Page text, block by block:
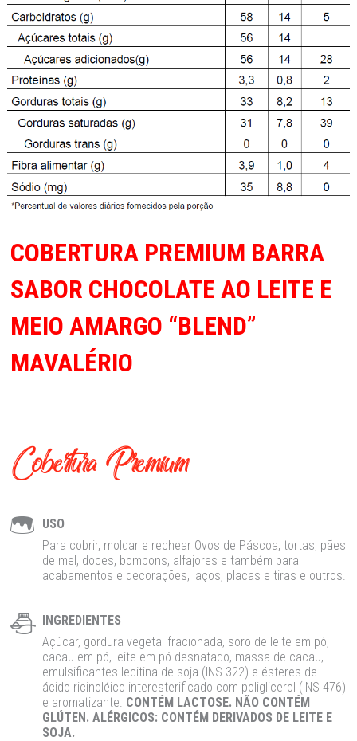
COBERTURA PREMIUM BARRA
SABOR CHOCOLATE AO LEITE E
MEIO AMARGO “BLEND”
MAVALÉRIO
Cobertura Premium
USO
Para cobrir, moldar e rechear Ovos de Páscoa, tortas, pães
de mel, doces, bombons, alfajores e também para
acabamentos e decorações, laços, placas e tiras e outros.
INGREDIENTES
Açúcar, gordura vegetal fracionada, soro de leite em pó,
cacau em pó, leite em pó desnatado, massa de cacau,
emulsificantes lecitina de soja (INS 322) e ésteres de
ácido ricinoléico interesterificado com poliglicerol (INS 476)
e aromatizante. CONTÉM LACTOSE. NÃO CONTÉM
GLÚTEN. ALÉRGICOS: CONTÉM DERIVADOS DE LEITE E
SOJA.